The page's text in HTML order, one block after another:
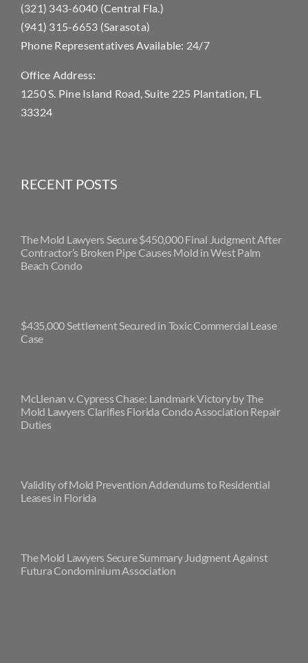
(321) 343-6040 (Central Fla.)
(941) 315-6653 (Sarasota)
Phone Representatives Available: 24/7
Office Address:
1250 S. Pine Island Road, Suite 225 Plantation, FL
33324
RECENT POSTS
The Mold Lawyers Secure $450,000 Final Judgment After
Contractor’s Broken Pipe Causes Mold in West Palm
Beach Condo
$435,000 Settlement Secured in Toxic Commercial Lease
Case
McLlenan v. Cypress Chase: Landmark Victory by The
Mold Lawyers Clarifies Florida Condo Association Repair
Duties
Validity of Mold Prevention Addendums to Residential
Leases in Florida
The Mold Lawyers Secure Summary Judgment Against
Futura Condominium Association